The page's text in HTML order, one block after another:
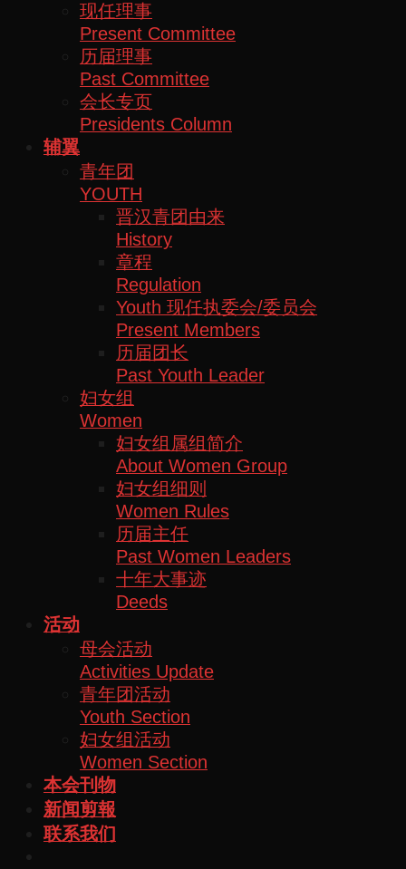
现任理事
Present Committee
历届理事
Past Committee
会长专页
Presidents Column
辅翼
青年团
YOUTH
晋汉青团由来
History
章程
Regulation
Youth 现任执委会/委员会
Present Members
历届团长
Past Youth Leader
妇女组
Women
妇女组属组简介
About Women Group
妇女组细则
Women Rules
历届主任
Past Women Leaders
十年大事迹
Deeds
活动
母会活动
Activities Update
青年团活动
Youth Section
妇女组活动
Women Section
本会刊物
新闻剪報
联系我们